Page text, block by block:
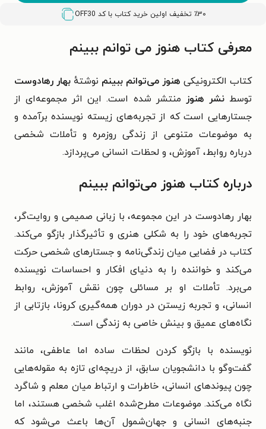
٪۳۰ تخفیف اولین خرید کتاب با کد OFF30
معرفی کتاب هنوز می توانم ببینم
کتاب الکترونیکی هنوز می‌توانم ببینم نوشتهٔ بهار رهادوست
توسطنشر هنوز منتشر شده است. این اثر مجموعه‌ای از
جستارهایی است که از تجربه‌های زیسته نویسنده برآمده و
به موضوعات متنوعی از زندگی روزمره و تأملات شخصی
درباره روابط، آموزش، و لحظات انسانی می‌پردازد.
درباره کتاب هنوز می‌توانم ببینم
بهار رهادوست در این مجموعه، با زبانی صمیمی و روایت‌گر،
تجربه‌های خود را به شکلی هنری و تأثیرگذار بازگو می‌کند.
کتاب در فضایی میان زندگی‌نامه و جستارهای شخصی حرکت
می‌کند و خواننده را به دنیای افکار و احساسات نویسنده
می‌برد. تأملات او بر مسائلی چون نقش آموزش، روابط
انسانی، و تجربه زیستن در دوران همه‌گیری کرونا، بازتابی از
نگاه‌های عمیق و بینش خاصی به زندگی است.
نویسنده با بازگو کردن لحظات ساده اما عاطفی، مانند
گفت‌وگو با دانشجویان سابق، از دریچه‌ای تازه به مقوله‌هایی
چون پیوندهای انسانی، خاطرات و ارتباط میان معلم و شاگرد
نگاه می‌کند. موضوعات مطرح‌شده اغلب شخصی هستند، اما
جنبه‌های انسانی و جهان‌شمول آن‌ها باعث می‌شود که